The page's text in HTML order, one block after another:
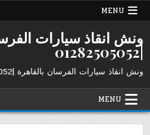
Skip
MENU
ونش انقاذ سيارات
|01282505052
ونش انقاذ سيارات الفرسان بالقاهرة |01282505052
MENU